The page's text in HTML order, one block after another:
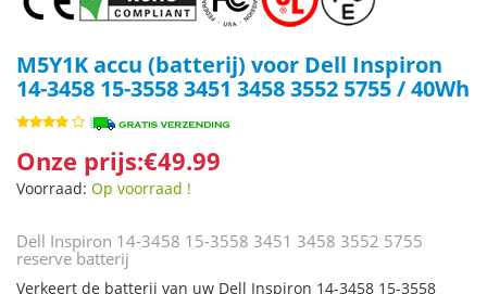
M5Y1K accu (batterij) voor Dell Inspiron
14-3458 15-3558 3451 3458 3552 5755 / 40Wh
Onze prijs:€49.99
Voorraad: Op voorraad !
Dell Inspiron 14-3458 15-3558 3451 3458 3552 5755
reserve batterij
Verkeert de batterij van uw Dell Inspiron 14-3458 15-3558